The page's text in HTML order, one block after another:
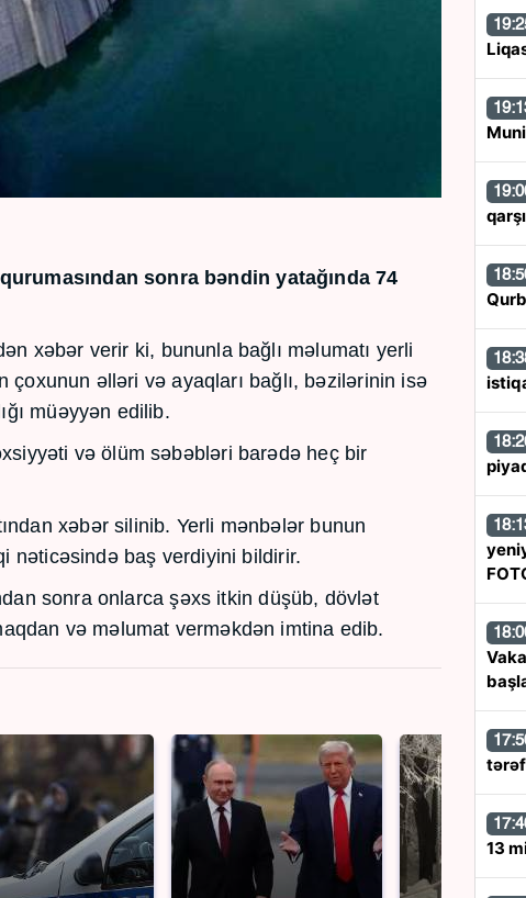
sonra bəndin yatağında 74
xəbər verir ki, bununla bağlı məlumatı yerli
çoxunun əlləri və ayaqları bağlı, bəzilərinin isə
müəyyən edilib.
və ölüm səbəbləri barədə heç bir
xəbər silinib. Yerli mənbələr bunun
nəticəsində baş verdiyini bildirir.
sonra onlarca şəxs itkin düşüb, dövlət
və məlumat verməkdən imtina edib.
13